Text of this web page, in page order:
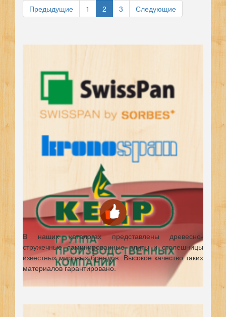
Предыдущие 1 2 3 Следующие
В наших каталогах представлены древесно-
стружечные ламинированные плиты и столешницы
известных мировых брендов. Высокое качество таких
материалов гарантировано.